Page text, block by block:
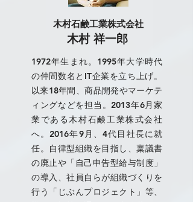
木村石鹸工業株式会社
木村 祥一郎
1972年生まれ。1995年大学時代
の仲間数名とIT企業を立ち上げ。
以来18年間、商品開発やマーケテ
ィングなどを担当。2013年6月家
業である木村石鹸工業株式会社
へ。2016年9月、4代目社長に就
任。自律型組織を目指し、稟議書
の廃止や「自己申告型給与制度」
の導入、社員自らが組織づくりを
行う「じぶんプロジェクト」等、